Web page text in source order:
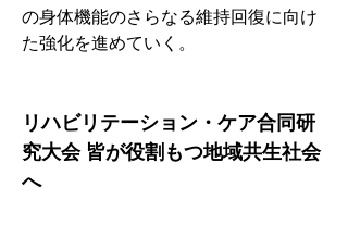
の身体機能のさらなる維持回復に向け
た強化を進めていく。
リハビリテーション・ケア合同研
究大会 皆が役割もつ地域共生社会
へ